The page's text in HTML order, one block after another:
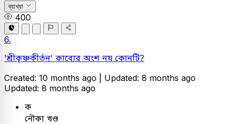
ব্যাখ্যা
400
6.
'শ্রীকৃষ্ণকীর্তন' কাব্যের অংশ নয় কোনটি?
Created: 10 months ago | Updated: 8 months ago
Updated: 8 months ago
ক
নৌকা খণ্ড